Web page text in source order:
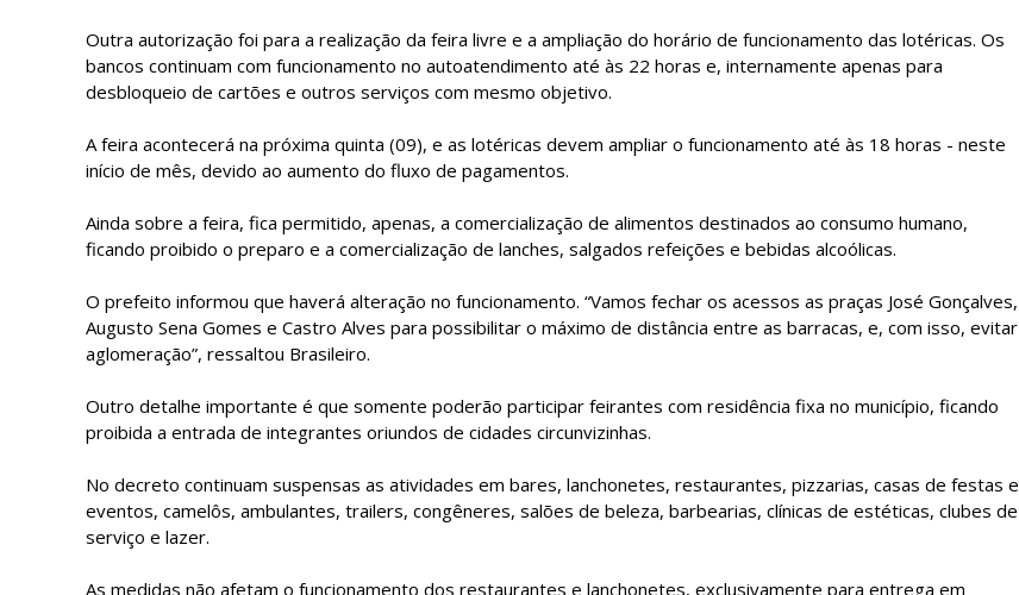
Outra autorização foi para a realização da feira livre e a ampliação do horário de funcionamento das lotéricas. Os
bancos continuam com funcionamento no autoatendimento até às 22 horas e, internamente apenas para
desbloqueio de cartões e outros serviços com mesmo objetivo.
A feira acontecerá na próxima quinta (09), e as lotéricas devem ampliar o funcionamento até às 18 horas - neste
início de mês, devido ao aumento do fluxo de pagamentos.
Ainda sobre a feira, fica permitido, apenas, a comercialização de alimentos destinados ao consumo humano,
ficando proibido o preparo e a comercialização de lanches, salgados refeições e bebidas alcoólicas.
O prefeito informou que haverá alteração no funcionamento. “Vamos fechar os acessos as praças José Gonçalves,
Augusto Sena Gomes e Castro Alves para possibilitar o máximo de distância entre as barracas, e, com isso, evitar
aglomeração”, ressaltou Brasileiro.
Outro detalhe importante é que somente poderão participar feirantes com residência fixa no município, ficando
proibida a entrada de integrantes oriundos de cidades circunvizinhas.
No decreto continuam suspensas as atividades em bares, lanchonetes, restaurantes, pizzarias, casas de festas e
eventos, camelôs, ambulantes, trailers, congêneres, salões de beleza, barbearias, clínicas de estéticas, clubes de
serviço e lazer.
As medidas não afetam o funcionamento dos restaurantes e lanchonetes, exclusivamente para entrega em